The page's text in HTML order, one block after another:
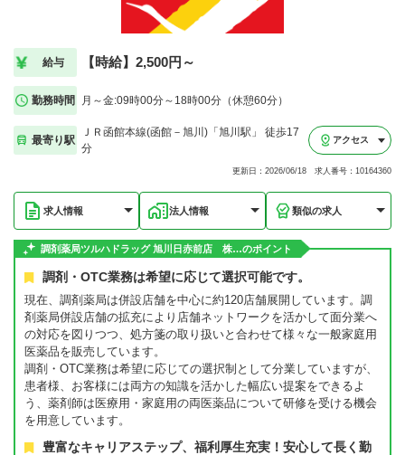
給与 【時給】2,500円～
勤務時間 月～金:09時00分～18時00分（休憩60分）
最寄り駅
ＪＲ函館本線(函館－旭川)「旭川駅」 徒歩17
分
アクセス
更新日：2026/06/18 求人番号：10164360
求人情報 法人情報 類似の求人
調剤薬局ツルハドラッグ 旭川日赤前店 株…のポイント
調剤・OTC業務は希望に応じて選択可能です。
現在、調剤薬局は併設店舗を中心に約120店舗展開しています。調
剤薬局併設店舗の拡充により店舗ネットワークを活かして面分業へ
の対応を図りつつ、処方箋の取り扱いと合わせて様々な一般家庭用
医薬品を販売しています。
調剤・OTC業務は希望に応じての選択制として分業していますが、
患者様、お客様には両方の知識を活かした幅広い提案をできるよ
う、薬剤師は医療用・家庭用の両医薬品について研修を受ける機会
を用意しています。
豊富なキャリアステップ、福利厚生充実！安心して長く勤